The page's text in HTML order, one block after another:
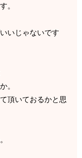
。
いじゃないです
。
頂いておるかと思